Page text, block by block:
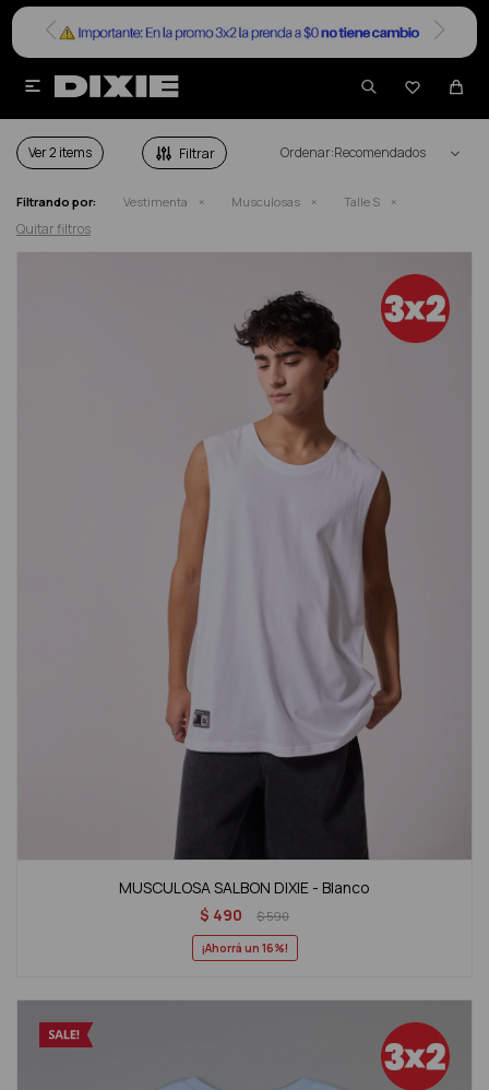


MUSCULOSAS HOMBRE TALLE S
Ver Recomendados
Filtrando por: Vestimenta Musculosas Talle S
Quitar filtros
MUSCULOSA SALBON DIXIE - Blanco
$ 490 $590
16